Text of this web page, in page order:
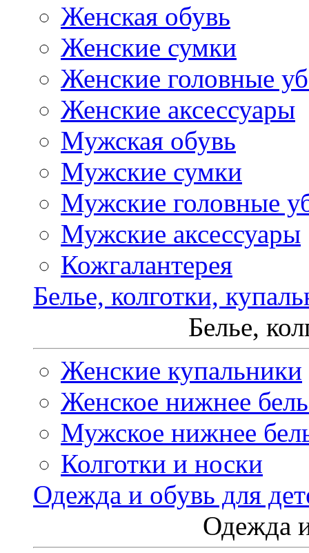
Женская обувь
Женские сумки
Женские головные
Женские аксессуары
Мужская обувь
Мужские сумки
Мужские головные
Мужские аксессуары
Кожгалантерея
Белье, колготки,
Белье,
Женские купальники
Женское нижнее
Мужское нижнее
Колготки и носки
Одежда и обувь для
Одежда